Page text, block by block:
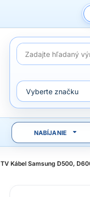
NABÍJANIE
TV Kábel Samsung D500,